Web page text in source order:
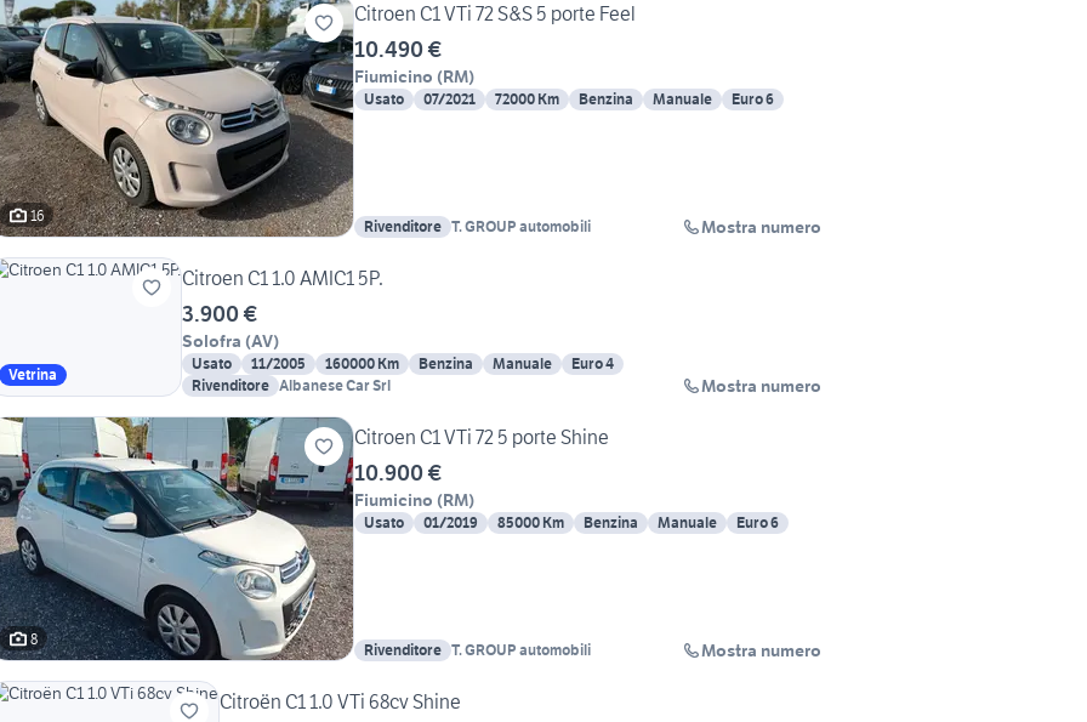
16
Citroen C1 VTi 72 S&S 5 porte Feel
10.490 €
Fiumicino (RM)
Usato 07/2021 72000 Km Benzina Manuale Euro 6
Rivenditore T. GROUP automobili Mostra numero
Vetrina
Citroen C1 1.0 AMIC1 5P.
3.900 €
Solofra (AV)
Usato 11/2005 160000 Km Benzina Manuale
Euro 4
Rivenditore Albanese Car Srl Mostra numero
8
Citroen C1 VTi 72 5 porte Shine
10.900 €
Fiumicino (RM)
Usato 01/2019 85000 Km Benzina Manuale Euro 6
Rivenditore T. GROUP automobili Mostra numero
Citroën C1 1.0 VTi 68cv Shine